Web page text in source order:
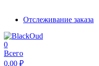
Отслеживание заказа
0
Всего
0,00 ₽